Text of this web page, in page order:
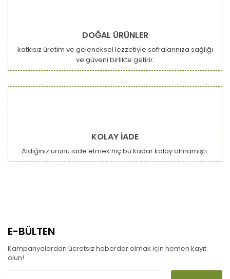
DOĞAL ÜRÜNLER
katkısız üretim ve geleneksel lezzetiyle sofralarınıza sağlığı
ve güveni birlikte getirir.
KOLAY İADE
Aldığınız ürünü iade etmek hiç bu kadar kolay olmamıştı.
E-BÜLTEN
Kampanyalardan ücretsiz haberdar olmak için hemen kayıt
olun!